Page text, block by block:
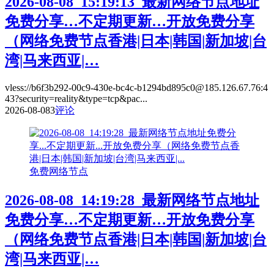
免费分享…不定期更新…开放免费分享
（网络免费节点香港|日本|韩国|新加坡|台
湾|马来西亚|…
vless://b6f3b292-00c9-430e-bc4c-b1294bd895c0@185.126.67.76:4
43?security=reality&type=tcp&pac...
2026-08-083评论
免费网络节点
2026-08-08_14:19:28_最新网络节点地址
免费分享…不定期更新…开放免费分享
（网络免费节点香港|日本|韩国|新加坡|台
湾|马来西亚|…